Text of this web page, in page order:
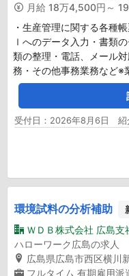
月給 18万4,500円～
・生産管理に関する各種
ｌへのデータ入力・書類
類の整理・電話、メール
務・その他事務業務など※
受付日：2026年8月6日 紹
環境試料の分析補助
ＷＤＢ株式会社 広島支
ハローワーク広島の求人
広島県広島市西区横川
フルタイム 有期雇用派